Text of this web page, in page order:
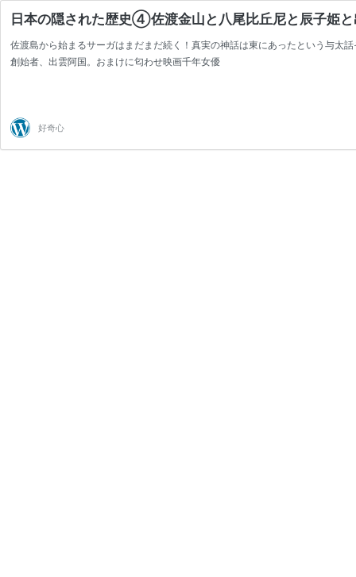
日本の隠された歴史④佐渡金山と八尾比丘尼と辰子姫
佐渡島から始まるサーガはまだまだ続く！真実の神話は東にあったという与太
創始者、出雲阿国。おまけに匂わせ映画千年女優
好奇心